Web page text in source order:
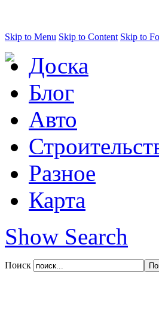
Skip to Menu Skip to Content Skip to
Доска
Блог
Авто
Разное
Карта
Show Search
Поиск